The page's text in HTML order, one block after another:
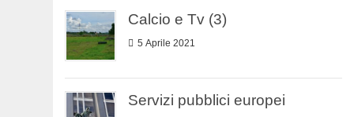
Calcio e Tv (3)
5 Aprile 2021
Servizi pubblici europei